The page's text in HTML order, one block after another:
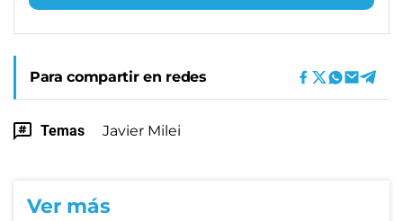
Para compartir en redes
Temas Javier Milei
Ver más